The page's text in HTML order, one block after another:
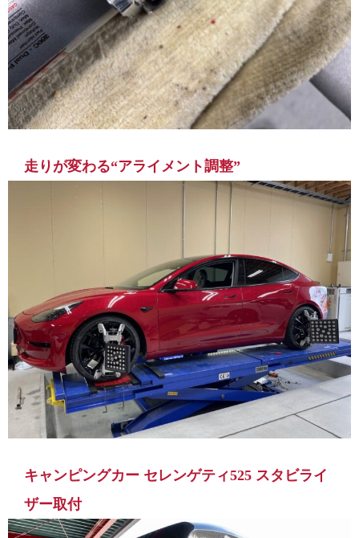
走りが変わる“アライメント調整”
キャンピングカー セレンゲティ525 スタビライ
ザー取付